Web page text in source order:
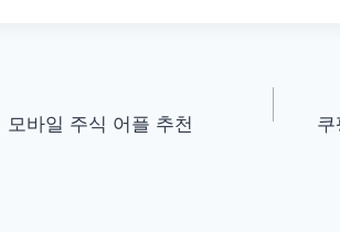
바일 주식 어플 추천